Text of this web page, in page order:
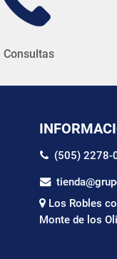
Consultas
(505) 2278-
Los Robles
Monte de los